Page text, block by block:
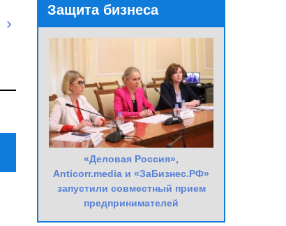
Защита бизнеса
«Деловая Россия»,
Anticorr.media и «ЗаБизнес.РФ»
запустили совместный прием
предпринимателей